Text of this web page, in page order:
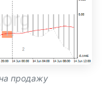
продажу